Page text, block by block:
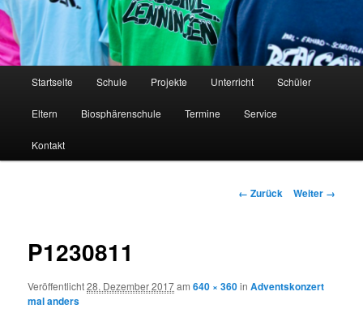
Startseite Schule Projekte Unterricht Schüler
Eltern Biosphärenschule Termine Service
Kontakt
Bilder-
← Zurück Weiter →
P1230811
Veröffentlicht28. Dezember 2017am640 × 360inAdventskonzert
mal anders